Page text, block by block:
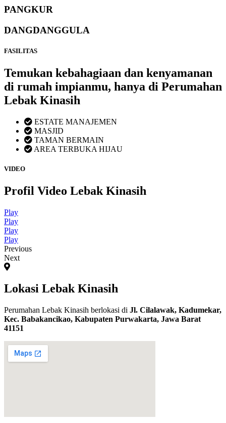
PANGKUR
DANGDANGGULA
FASILITAS
Temukan kebahagiaan dan kenyamanan
di rumah impianmu, hanya di Perumahan
Lebak Kinasih
ESTATE MANAJEMEN
MASJID
TAMAN BERMAIN
AREA TERBUKA HIJAU
VIDEO
Profil Video Lebak Kinasih
Play
Play
Play
Play
Previous
Next
Lokasi Lebak Kinasih
Perumahan Lebak Kinasih berlokasi di Jl. Cilalawak, Kadumekar,
Kec. Babakancikao, Kabupaten Purwakarta, Jawa Barat
41151